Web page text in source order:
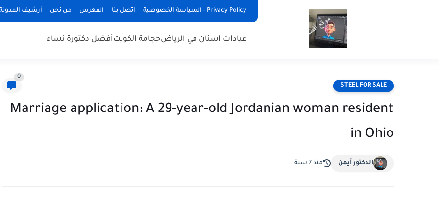
Privacy Policy - السياسة الخصوصية اتصل بنا الفهرس من نحن أرشيف
عيادات اسنان في الرياضحجامة الكويتأفضل دكتورة نساء
STEEL FOR SALE
0
Marriage application: A 29-year-old Jordanian woman resident
in Ohio
الدكتور أيمن منذ 7 سنة